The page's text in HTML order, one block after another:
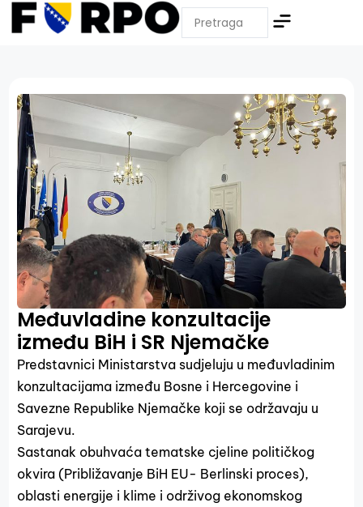
Međuvladine konzultacije
između BiH i SR Njemačke
Predstavnici Ministarstva sudjeluju u međuvladinim
konzultacijama između Bosne i Hercegovine i
Savezne Republike Njemačke koji se održavaju u
Sarajevu.
Sastanak obuhvaća tematske cjeline političkog
okvira (Približavanje BiH EU- Berlinski proces),
oblasti energije i klime i održivog ekonomskog